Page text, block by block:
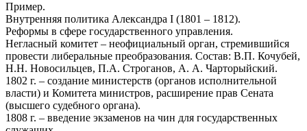
Пример.
Внутренняя политика Александра I (1801 – 1812).
Реформы в сфере государственного управления.
Негласный комитет – неофициальный орган, стремившийся
провести либеральные преобразования. Состав: В.П. Кочубей,
Н.Н. Новосильцев, П.А. Строганов, А. А. Чарторыйский.
1802 г. – создание министерств (органов исполнительной
власти) и Комитета министров, расширение прав Сената
(высшего судебного органа).
1808 г. – введение экзаменов на чин для государственных